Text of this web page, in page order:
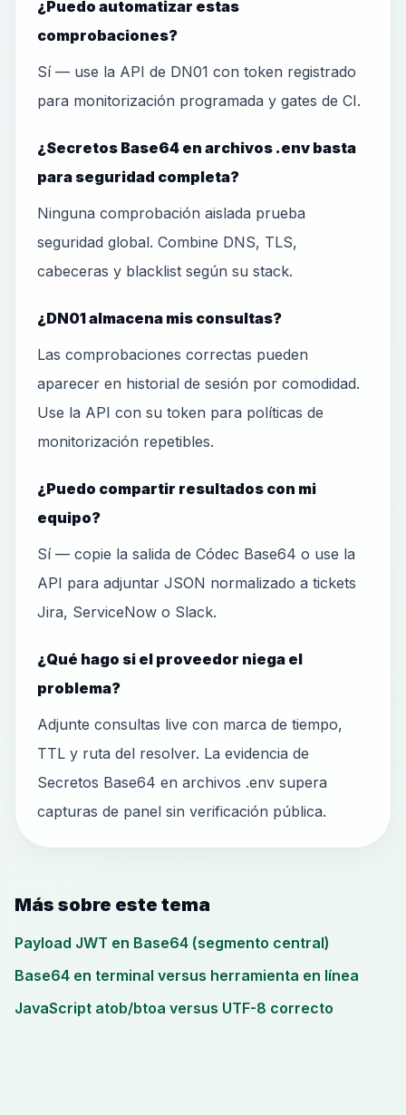
¿Puedo automatizar estas
comprobaciones?
Sí — use la API de DN01 con token registrado
para monitorización programada y gates de CI.
¿Secretos Base64 en archivos .env basta
para seguridad completa?
Ninguna comprobación aislada prueba
seguridad global. Combine DNS, TLS,
cabeceras y blacklist según su stack.
¿DN01 almacena mis consultas?
Las comprobaciones correctas pueden
aparecer en historial de sesión por comodidad.
Use la API con su token para políticas de
monitorización repetibles.
¿Puedo compartir resultados con mi
equipo?
Sí — copie la salida de Códec Base64 o use la
API para adjuntar JSON normalizado a tickets
Jira, ServiceNow o Slack.
¿Qué hago si el proveedor niega el
problema?
Adjunte consultas live con marca de tiempo,
TTL y ruta del resolver. La evidencia de
Secretos Base64 en archivos .env supera
capturas de panel sin verificación pública.
Más sobre este tema
Payload JWT en Base64 (segmento central)
Base64 en terminal versus herramienta en línea
JavaScript atob/btoa versus UTF-8 correcto